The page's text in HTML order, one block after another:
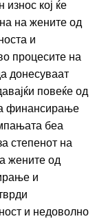
износ кој ќе
на жените од
и
процесите на
донесуваат
повеќе од
финансирање
беа
степенот на
жените од
и
и недоволно